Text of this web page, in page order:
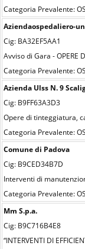
Categoria Prevalente:
Aziendaospedaliero-
Cig: BA32EF5AA1
Avviso di Gara - OPERE
Categoria Prevalente:
Azienda Ulss N. 9
Cig: B9FF63A3D3
Opere di tinteggiatura,
Categoria Prevalente:
Comune di Padova
Cig: B9CED34B7D
Interventi di
Categoria Prevalente:
Mm S.p.a.
Cig: B9C716B4E8
“INTERVENTI DI